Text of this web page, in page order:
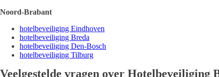
Noord-Brabant
hotelbeveiliging Eindhoven
hotelbeveiliging Breda
hotelbeveiliging Den-Bosch
hotelbeveiliging Tilburg
Veelgestelde vragen over Hotelbeveiliging